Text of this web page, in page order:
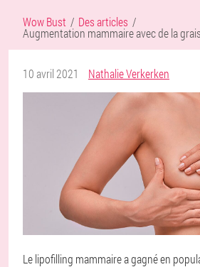
Wow Bust Des articles
Augmentation mammaire avec de la
10 avril 2021 Nathalie Verkerken
Le lipofilling mammaire a gagné en